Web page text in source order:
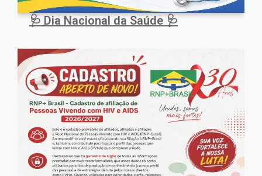
🩺 Dia Nacional da Saúde 🩺